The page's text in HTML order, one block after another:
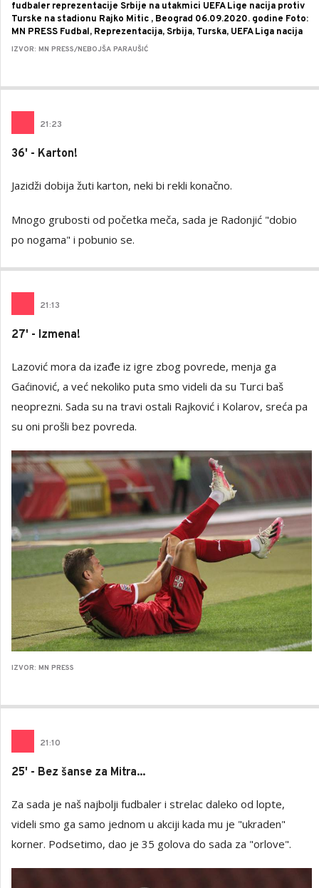
fudbaler reprezentacije Srbije na utakmici UEFA Lige nacija protiv
Turske na stadionu Rajko Mitic , Beograd 06.09.2020. godine Foto:
MN PRESS Fudbal, Reprezentacija, Srbija, Turska, UEFA Liga nacija
IZVOR: MN PRESS/NEBOJŠA PARAUŠIĆ
21:23
36' - Karton!
Jazidži dobija žuti karton, neki bi rekli konačno.
Mnogo grubosti od početka meča, sada je Radonjić "dobio
po nogama" i pobunio se.
21:13
27' - Izmena!
Lazović mora da izađe iz igre zbog povrede, menja ga
Gaćinović, a već nekoliko puta smo videli da su Turci baš
neoprezni. Sada su na travi ostali Rajković i Kolarov, sreća pa
su oni prošli bez povreda.
IZVOR: MN PRESS
21:10
25' - Bez šanse za Mitra...
Za sada je naš najbolji fudbaler i strelac daleko od lopte,
videli smo ga samo jednom u akciji kada mu je "ukraden"
korner. Podsetimo, dao je 35 golova do sada za "orlove".